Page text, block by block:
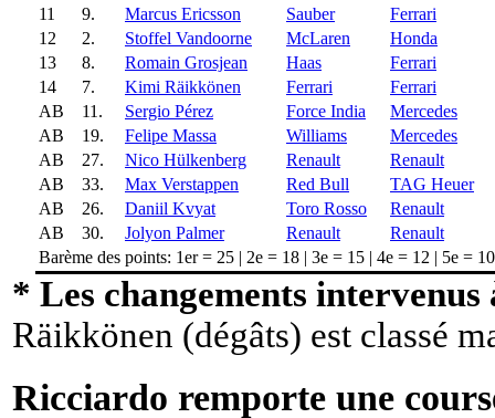
11
9. Marcus Ericsson Sauber
Ferrari
12
2. Stoffel Vandoorne McLaren
Honda
13
8. Romain Grosjean Haas
Ferrari
14
7. Kimi Räikkönen Ferrari
Ferrari
AB
11. Sergio Pérez Force India
Mercedes
AB
19. Felipe Massa Williams
Mercedes
AB
27. Nico Hülkenberg Renault
Renault
AB
33. Max Verstappen Red Bull
TAG Heuer
AB
26. Daniil Kvyat Toro Rosso
Renault
AB
30. Jolyon Palmer Renault
Renault
Barème des points: 1er = 25 | 2e = 18 | 3e = 15 | 4e = 12 | 5e =
* Les changements
Räikkönen (dégâts) est classé
Ricciardo remporte une